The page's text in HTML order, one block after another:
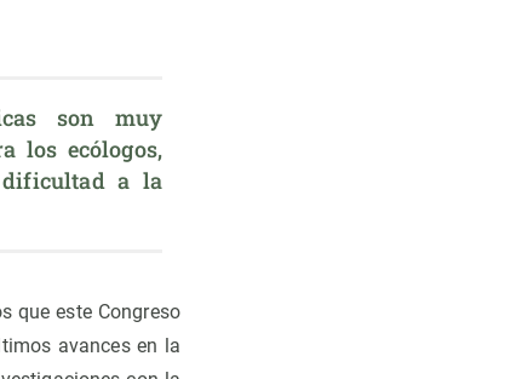
son muy
los ecólogos,
dificultad a la
que este Congreso
avances en la